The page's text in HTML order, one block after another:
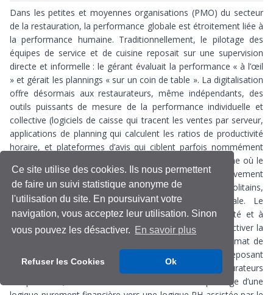
Ce site utilise des cookies. Ils nous permettent
de faire un suivi statistique anonyme de
l'utilisation du site. En poursuivant votre
navigation, vous acceptez leur utilisation. Sinon
vous pouvez les désactiver. En savoir plus
Refuser les Cookies Ok
Dans les petites et moyennes organisations (PMO) du secteur
de la restauration, la performance globale est étroitement liée à
la performance humaine. Traditionnellement, le pilotage des
équipes de service et de cuisine reposait sur une supervision
directe et informelle : le gérant évaluait la performance « à l’œil
» et gérait les plannings « sur un coin de table ». La digitalisation
offre désormais aux restaurateurs, même indépendants, des
outils puissants de mesure de la performance individuelle et
collective (logiciels de caisse qui tracent les ventes par serveur,
applications de planning qui calculent les ratios de productivité
horaire, et plateformes d’avis qui ciblent parfois nommément
les employés, etc.) À Andrésy (78), commune périurbaine où le
marché de l’emploi local est tendu et la clientèle relativement
volatile face aux flux continus des grands hubs métropolitains,
ces outils créent une nouvelle tension managériale. Le
numérique sert-il uniquement à contrôler la productivité et à
exercer une surveillance, ou est-il « bricolé » pour objectiver la
reconnaissance, fidéliser les équipes et améliorer le climat de
travail ? À partir d’une étude qualitative exploratoire reposant
sur des entretiens semi-directifs auprès de restaurateurs
indépendants, cette communication examine le passage d’une